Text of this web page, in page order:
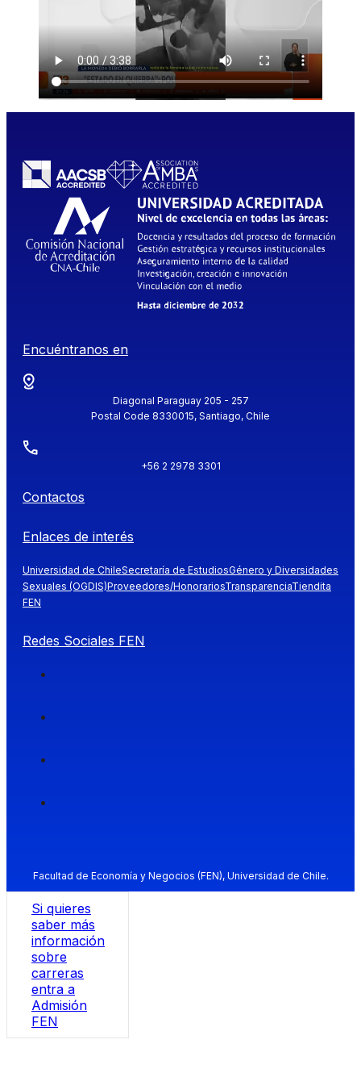
Encuéntranos en
Diagonal Paraguay 205 - 257
Postal Code 8330015, Santiago, Chile
+56 2 2978 3301
Contactos
Enlaces de interés
Universidad de ChileSecretaría de EstudiosGénero y Diversidades
Sexuales (OGDIS)Proveedores/HonorariosTransparenciaTiendita
FEN
Redes Sociales FEN
Facultad de Economía y Negocios (FEN), Universidad de Chile.
Si quieres
saber más
información
sobre
carreras
entra a
Admisión
FEN